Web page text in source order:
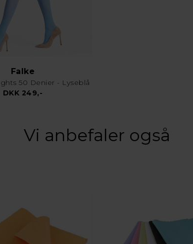
Falke
50 Denier - Lyseblå
DKK 249,-
Vi anbefaler også